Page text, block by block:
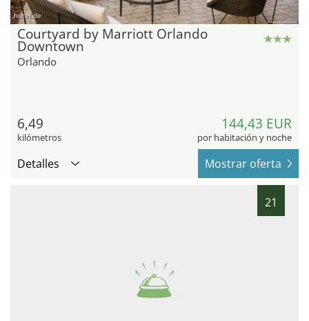
hotel.de
Courtyard by Marriott Orlando
Downtown
Orlando
6,49
kilómetros
144,43 EUR
por habitación y noche
Detalles Mostrar oferta
21